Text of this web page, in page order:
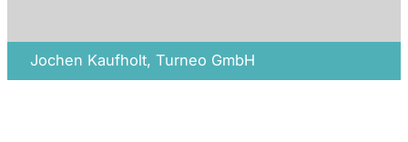
Jochen Kaufholt, Turneo GmbH